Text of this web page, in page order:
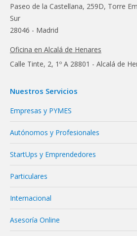
Paseo de la Castellana, 259D, Torre
Sur
28046 - Madrid
Oficina en Alcalá de Henares
Calle Tinte, 2, 1º A 28801 - Alcalá de
Nuestros Servicios
Empresas y PYMES
Autónomos y Profesionales
StartUps y Emprendedores
Particulares
Internacional
Asesoría Online